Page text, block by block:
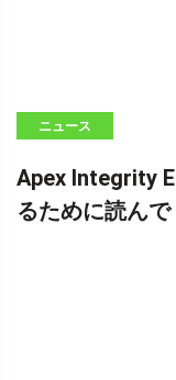
ニュース
Apex Integrity
るために読ん